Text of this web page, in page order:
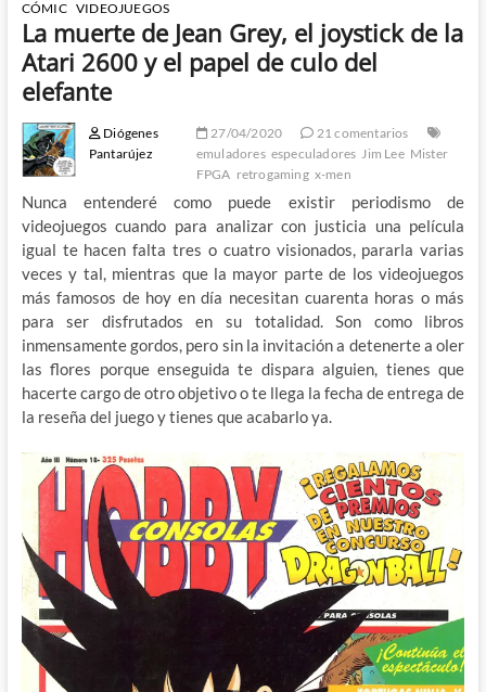
CÓMIC VIDEOJUEGOS
La muerte de Jean Grey, el joystick de la
Atari 2600 y el papel de culo del
elefante
Diógenes
Pantarújez
27/04/2020
21 comentarios
emuladores especuladores Jim Lee Mister
FPGA retrogaming x-men
Nunca entenderé como puede existir periodismo de
videojuegos cuando para analizar con justicia una película
igual te hacen falta tres o cuatro visionados, pararla varias
veces y tal, mientras que la mayor parte de los videojuegos
más famosos de hoy en día necesitan cuarenta horas o más
para ser disfrutados en su totalidad. Son como libros
inmensamente gordos, pero sin la invitación a detenerte a oler
las flores porque enseguida te dispara alguien, tienes que
hacerte cargo de otro objetivo o te llega la fecha de entrega de
la reseña del juego y tienes que acabarlo ya.